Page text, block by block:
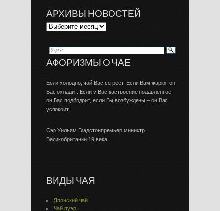
АРХИВЫ НОВОСТЕЙ
АФОРИЗМЫ О ЧАЕ
Если холодно, чай Вас согреет. Если Вам жарко, он
Вас охладит. Если у Вас настроение подавленное —
он Вас подбодрит, если Вы возбуждены – он Вас
успокоит.
Сэр Уильям Гладстонпремьер министр
Великобритании 19 века
ВИДЫ ЧАЯ
Японский чай
Чай пуэр